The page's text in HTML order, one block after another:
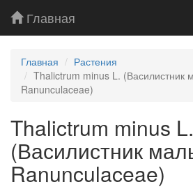
Главная
Главная
Растения
Thalictrum minus L. (Василистник
Ranunculaceae)
Thalictrum minus L.
(Василистник
Ranunculaceae)